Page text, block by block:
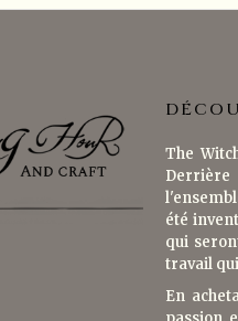
The
Derrière
été
qui
travail
En